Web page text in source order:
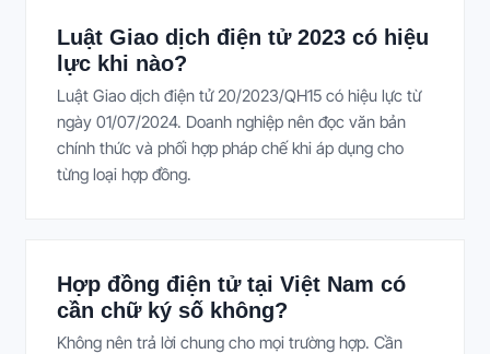
Luật Giao dịch điện tử 2023 có hiệu
lực khi nào?
Luật Giao dịch điện tử 20/2023/QH15 có hiệu lực từ
ngày 01/07/2024. Doanh nghiệp nên đọc văn bản
chính thức và phối hợp pháp chế khi áp dụng cho
từng loại hợp đồng.
Hợp đồng điện tử tại Việt Nam có
cần chữ ký số không?
Không nên trả lời chung cho mọi trường hợp. Cần